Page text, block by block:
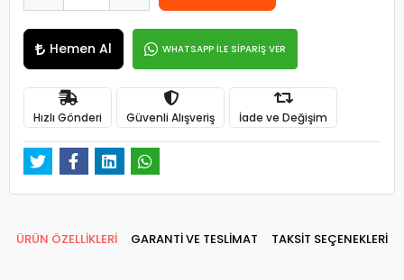
Hemen Al WHATSAPP İLE SİPARİŞ VER
Hızlı Gönderi Güvenli Alışveriş İade ve Değişim
ÜRÜN ÖZELLİKLERİ GARANTİ VE TESLİMAT TAKSİT SEÇENEKLERİ